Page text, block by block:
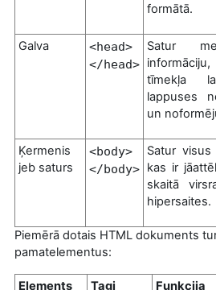
formātā.
Galva
<head>
</head>
Satur
tīmekļa
lappuses
un
Ķermenis
jeb saturs
<body>
</body>
Satur
kas ir
skaitā
hipersaites.
Piemērā dotais HTML dokuments
pamatelementus:
Elements Tagi Funkcija